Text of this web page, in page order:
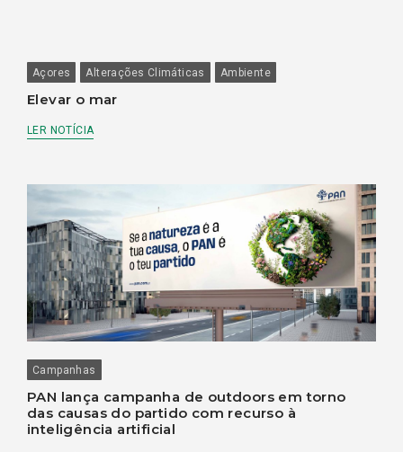
Açores Alterações Climáticas Ambiente
Elevar o mar
LER NOTÍCIA
Campanhas
PAN lança campanha de outdoors em torno
das causas do partido com recurso à
inteligência artificial